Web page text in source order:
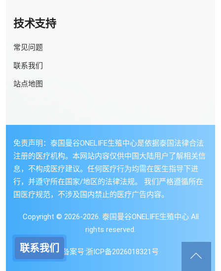
技术支持
常见问题
联系我们
站点地图
免责声明：泰国曼谷ONELIFE生殖中心是依据泰国法律合法
注册的医疗机构。本网站内容仅供中国大陆用户了解相关信
息，不构成医疗建议。任何医疗行为均需在医生指导下进
行，并遵守所在国家/地区的法律法规。 我们严格遵循所在
国医疗规范，不涉及国内禁止的医疗广告内容。
Copyright © 2026-2026. 泰国曼谷ONELIFE生殖中心 All
rights reserved.
备案号:浙ICP备2026018321号
联系我们